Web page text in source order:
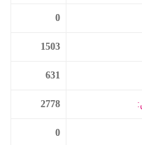
0
1503
631
2778
0